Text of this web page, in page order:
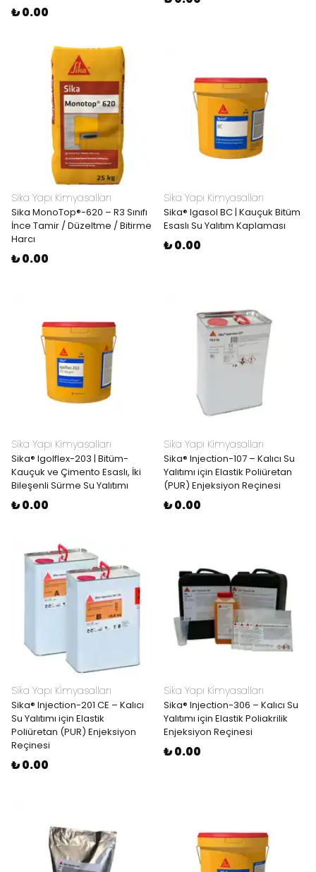
₺ 0.00
Sika Yapı Kimyasalları
Sika MonoTop®-620 – R3 Sınıfı
İnce Tamir / Düzeltme / Bitirme
Harcı
₺ 0.00
Sika Yapı Kimyasalları
Sika® Igasol BC | Kauçuk Bitüm
Esaslı Su Yalıtım Kaplaması
₺ 0.00
Sika Yapı Kimyasalları
Sika® Igolflex-203 | Bitüm-
Kauçuk ve Çimento Esaslı, İki
Bileşenli Sürme Su Yalıtımı
₺ 0.00
Sika Yapı Kimyasalları
Sika® Injection-107 – Kalıcı Su
Yalıtımı için Elastik Poliüretan
(PUR) Enjeksiyon Reçinesi
₺ 0.00
Sika Yapı Kimyasalları
Sika® Injection-201 CE – Kalıcı
Su Yalıtımı için Elastik
Poliüretan (PUR) Enjeksiyon
Reçinesi
₺ 0.00
Sika Yapı Kimyasalları
Sika® Injection-306 – Kalıcı Su
Yalıtımı için Elastik Poliakrilik
Enjeksiyon Reçinesi
₺ 0.00